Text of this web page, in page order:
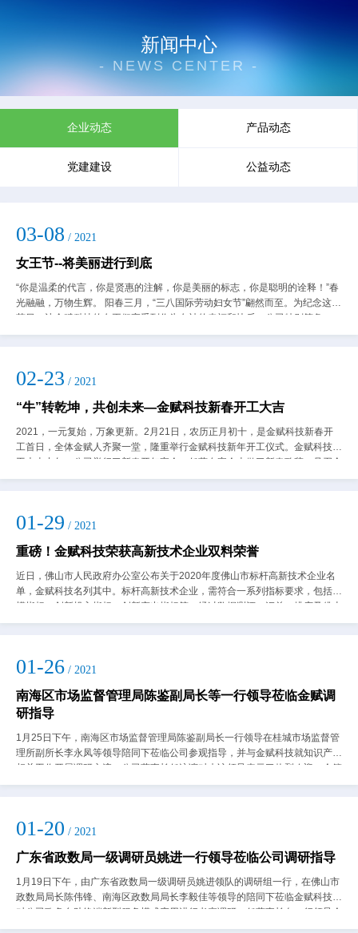
新闻中心
- NEWS CENTER -
企业动态 产品动态
党建建设 公益动态
03-08 / 2021
女王节--将美丽进行到底
“你是温柔的代言，你是贤惠的注解，你是美丽的标志，你是聪明的诠释！”春
光融融，万物生辉。 阳春三月，“三八国际劳动妇女节”翩然而至。为纪念这一
节日，让金赋科技的女王们享受到作为女神的幸福和快乐，公司特别筹备
了“金赋女王节”庆祝活动。早上9点...
02-23 / 2021
“牛”转乾坤，共创未来—金赋科技新春开工大吉
2021，一元复始，万象更新。2月21日，农历正月初十，是金赋科技新春开
工首日，全体金赋人齐聚一堂，隆重举行金赋科技新年开工仪式。金赋科技开
工大吉中午，公司举行了新春开年宴会，任董在宴会上做了新春致辞，号召全
体金赋人在新的一年里共同努力，团...
01-29 / 2021
重磅！金赋科技荣获高新技术企业双料荣誉
近日，佛山市人民政府办公室公布关于2020年度佛山市标杆高新技术企业名
单，金赋科技名列其中。标杆高新技术企业，需符合一系列指标要求，包括规
模指标、创新投入指标、创新产出指标等。经过数据测评、汇总、排序及佛山
五区推荐名单对比等环节后，才综合评...
01-26 / 2021
南海区市场监督管理局陈鉴副局长等一行领导莅临金赋调
研指导
1月25日下午，南海区市场监督管理局陈鉴副局长一行领导在桂城市场监督管
理所副所长李永凤等领导陪同下莅临公司参观指导，并与金赋科技就知识产权
相关工作开展调研交流。公司董事长任泳谊对来访领导表示了热烈欢迎，企管
中心徐世明副总监为来访领导就企业发...
01-20 / 2021
广东省政数局一级调研员姚进一行领导莅临公司调研指导
1月19日下午，由广东省政数局一级调研员姚进领队的调研组一行，在佛山市
政数局局长陈伟锋、南海区政数局局长李毅佳等领导的陪同下莅临金赋科技，
对公司政务自助终端新型服务模式应用进行考察调研。任董事长向一行领导介
绍公司的发展情况任董事长向各位领导...